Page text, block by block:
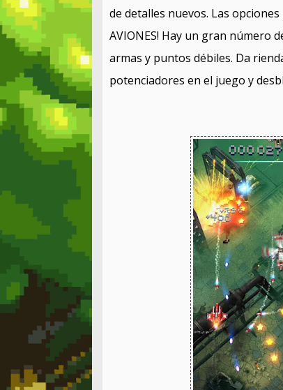
de detalles nuevos. Las
AVIONES! Hay un gran número
armas y puntos débiles. Da
potenciadores en el juego y